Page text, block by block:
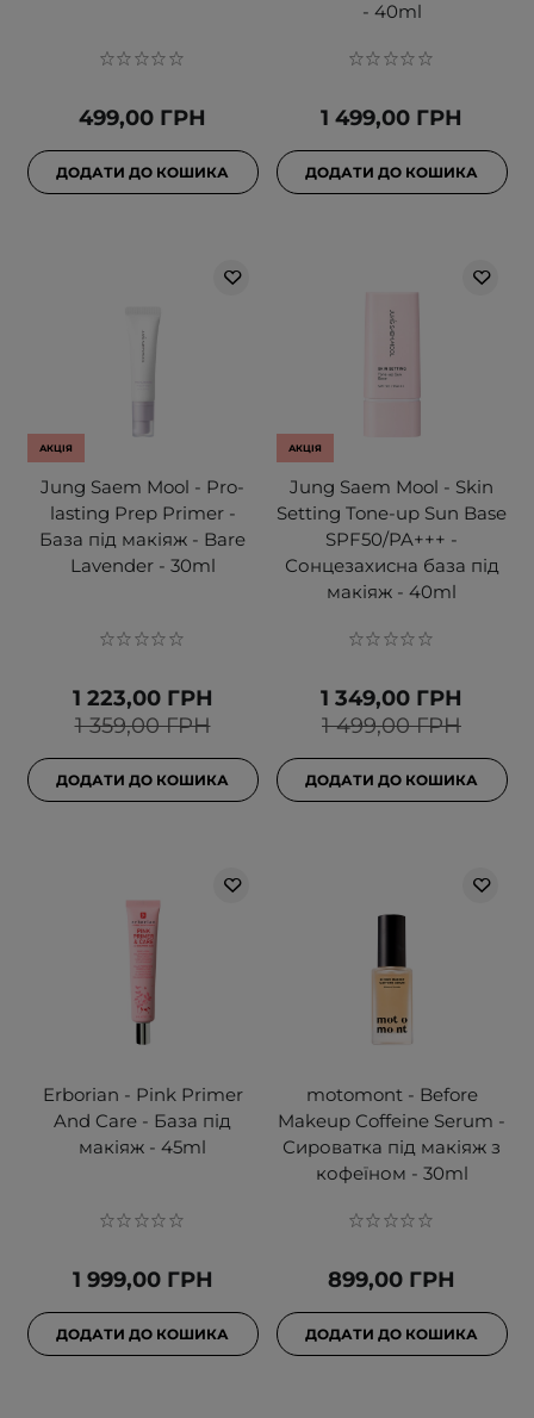
499,00 ГРН
ДОДАТИ ДО КОШИКА
- 40ml
1 499,00 ГРН
ДОДАТИ ДО КОШИКА
АКЦІЯ
Jung Saem Mool - Pro-
lasting Prep Primer -
База під макіяж - Bare
Lavender - 30ml
1 359,00 ГРН
1 223,00 ГРН
ДОДАТИ ДО КОШИКА
АКЦІЯ
Jung Saem Mool - Skin
Setting Tone-up Sun Base
SPF50/PA+++ -
Сонцезахисна база під
макіяж - 40ml
1 499,00 ГРН
1 349,00 ГРН
ДОДАТИ ДО КОШИКА
Erborian - Pink Primer
And Care - База під
макіяж - 45ml
1 999,00 ГРН
ДОДАТИ ДО КОШИКА
motomont - Before
Makeup Coffeine Serum -
Сироватка під макіяж з
кофеїном - 30ml
899,00 ГРН
ДОДАТИ ДО КОШИКА